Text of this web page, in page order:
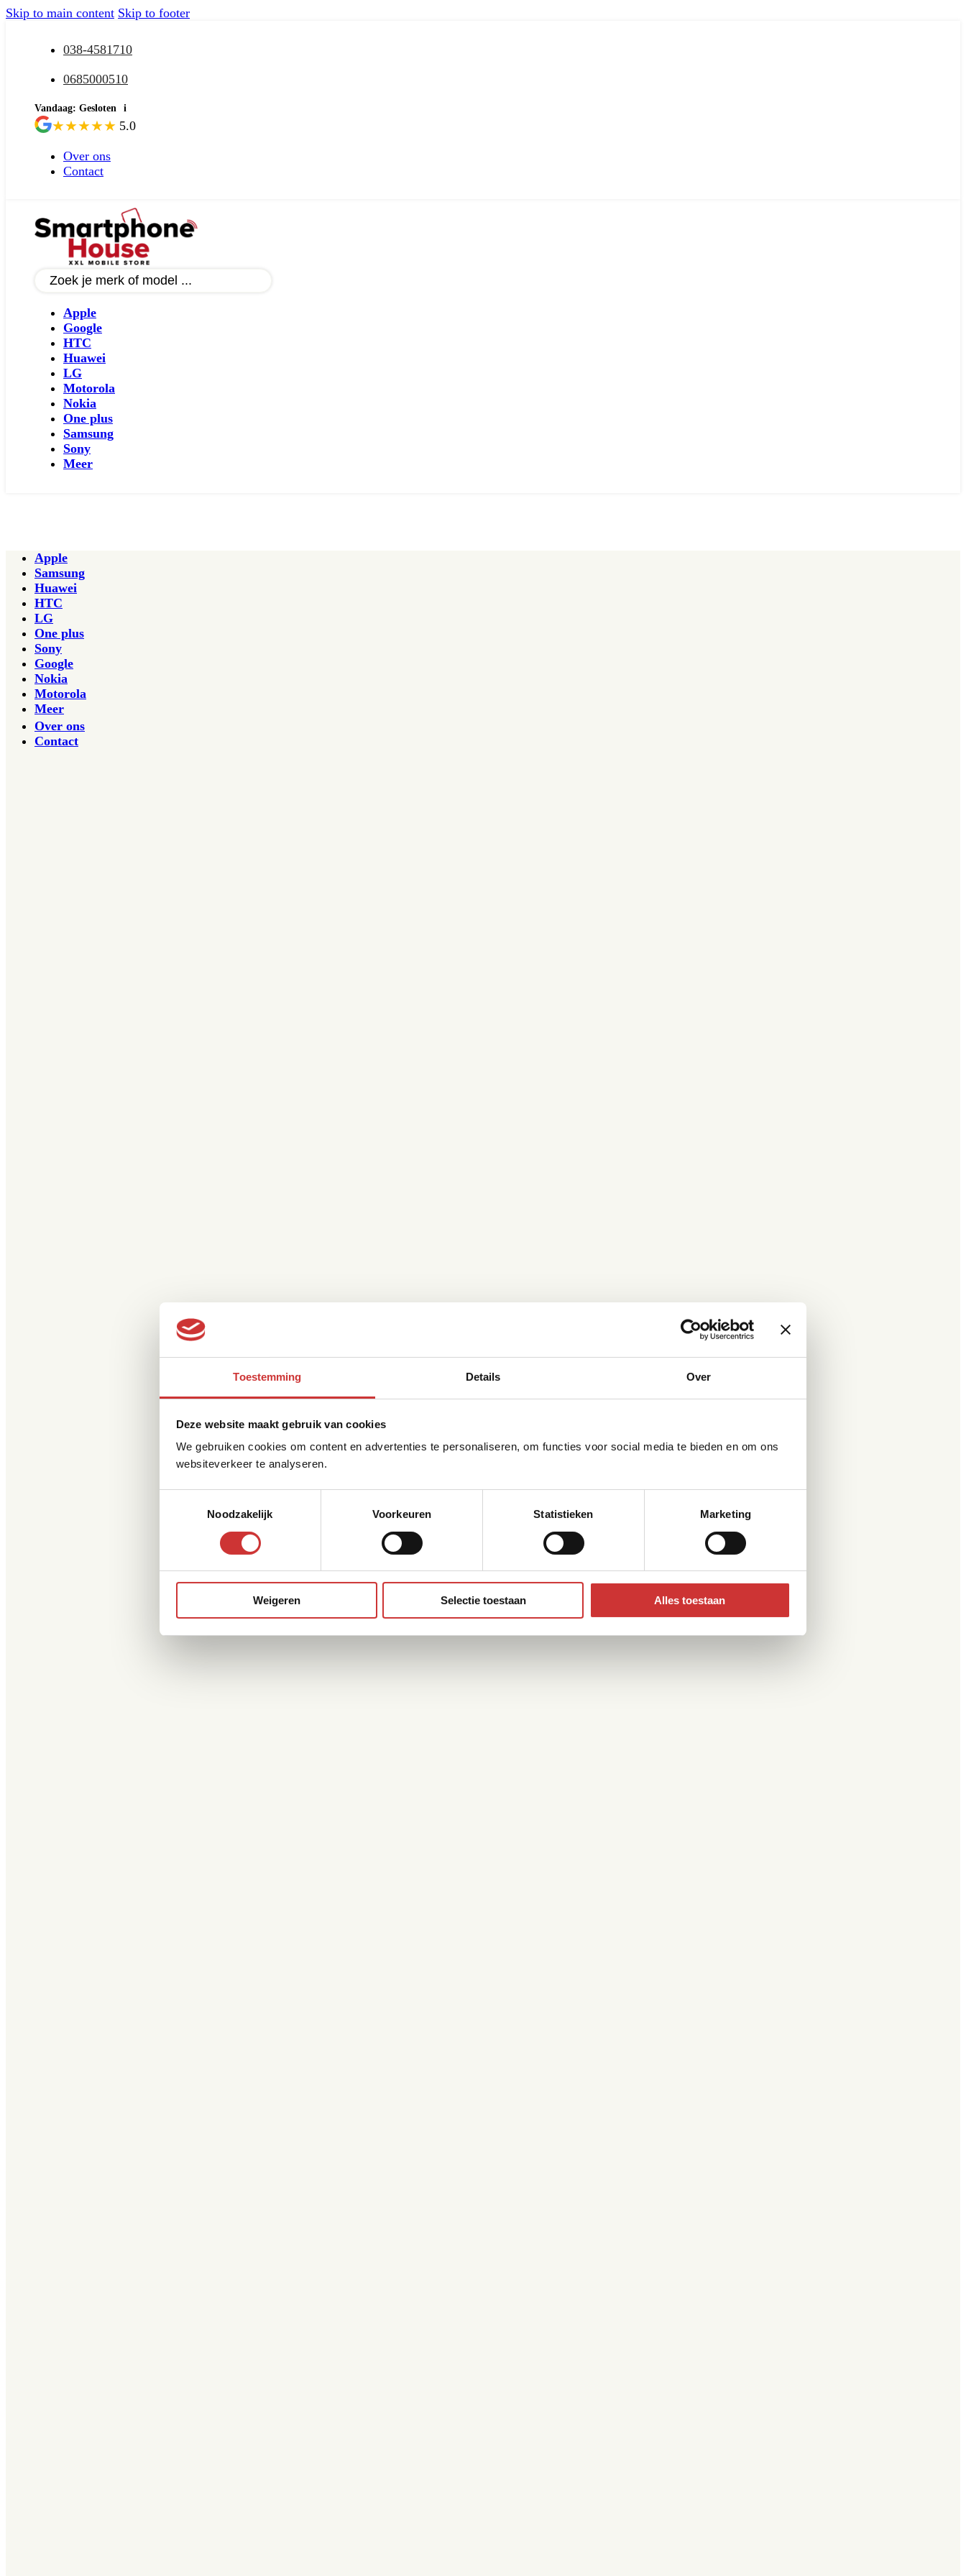
Toestemming Details Over
Deze website maakt gebruik van cookies
We gebruiken cookies om content en advertenties te personaliseren, om functies voor social media te bieden en om ons
websiteverkeer te analyseren.
Noodzakelijk
Voorkeuren Statistieken Marketing
Weigeren Selectie toestaan Alles toestaan
Skip to main content Skip to footer
038-4581710
0685000510
Vandaag: Gesloten i
★★★★★ 5.0
Over ons
Contact
Apple
Google
HTC
Huawei
LG
Motorola
Nokia
One plus
Samsung
Sony
Meer
Apple
Samsung
Huawei
HTC
LG
One plus
Sony
Google
Nokia
Motorola
Meer
Over ons
Contact